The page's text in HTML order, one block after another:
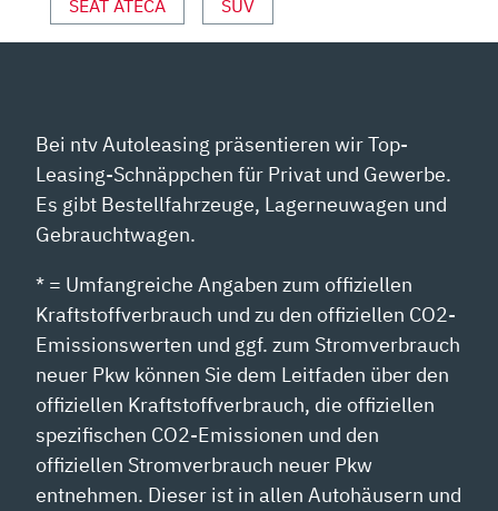
🏁“
VON
SEAT ATECA SUV
Bei ntv Autoleasing präsentieren wir Top-
Leasing-Schnäppchen für Privat und Gewerbe.
Es gibt Bestellfahrzeuge, Lagerneuwagen und
Gebrauchtwagen.
* = Umfangreiche Angaben zum offiziellen
Kraftstoffverbrauch und zu den offiziellen CO2-
Emissionswerten und ggf. zum Stromverbrauch
neuer Pkw können Sie dem Leitfaden über den
offiziellen Kraftstoffverbrauch, die offiziellen
spezifischen CO2-Emissionen und den
offiziellen Stromverbrauch neuer Pkw
entnehmen. Dieser ist in allen Autohäusern und